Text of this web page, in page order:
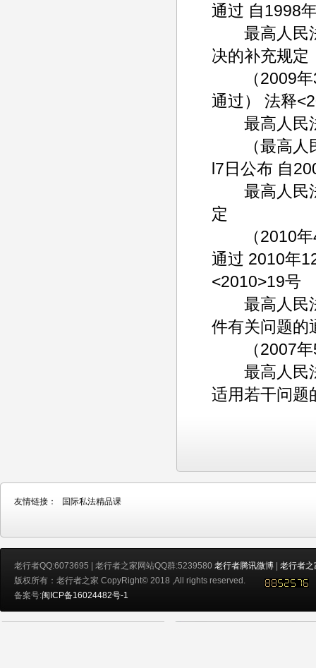
通过 自1998
最高人民法
决的补充规定
（2009年3
通过） 法释
最高人民法
（最高人民
l7日公布 自
最高人民法
定
（2010年4
通过 2010年
<2010>19号
最高人民法
件有关问题的
（2007年5
最高人民法
适用若干问题
友情链接： 国际私法精品课
老行者QQ:6073695 | 老行者之家网站QQ群:5239580 老行者腾讯微博 | 老行者之
版权所有：老行者之家 CopyRight© 2018 ,All rights reserved.
备案号:闽ICP备16024482号-1